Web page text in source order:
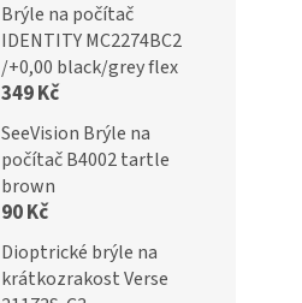
Brýle na počítač
IDENTITY MC2274BC2
/+0,00 black/grey flex
349 Kč
SeeVision Brýle na
počítač B4002 tartle
brown
90 Kč
Dioptrické brýle na
krátkozrakost Verse
399 Kč